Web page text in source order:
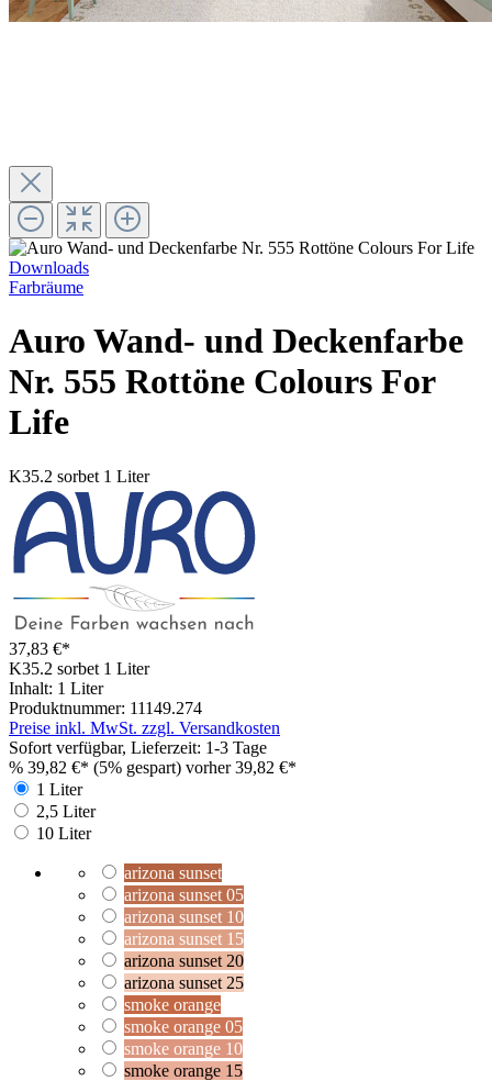
Downloads
Farbräume
Auro Wand- und Deckenfarbe
Nr. 555 Rottöne Colours For
Life
K35.2 sorbet 1 Liter
37,83 €*
K35.2 sorbet 1 Liter
Inhalt: 1 Liter
Produktnummer: 11149.274
Preise inkl. MwSt. zzgl. Versandkosten
Sofort verfügbar, Lieferzeit: 1-3 Tage
% 39,82 €* (5% gespart) vorher 39,82 €*
1 Liter
2,5 Liter
10 Liter
arizona sunset
arizona sunset 05
arizona sunset 10
arizona sunset 15
arizona sunset 20
arizona sunset 25
smoke orange
smoke orange 05
smoke orange 10
smoke orange 15